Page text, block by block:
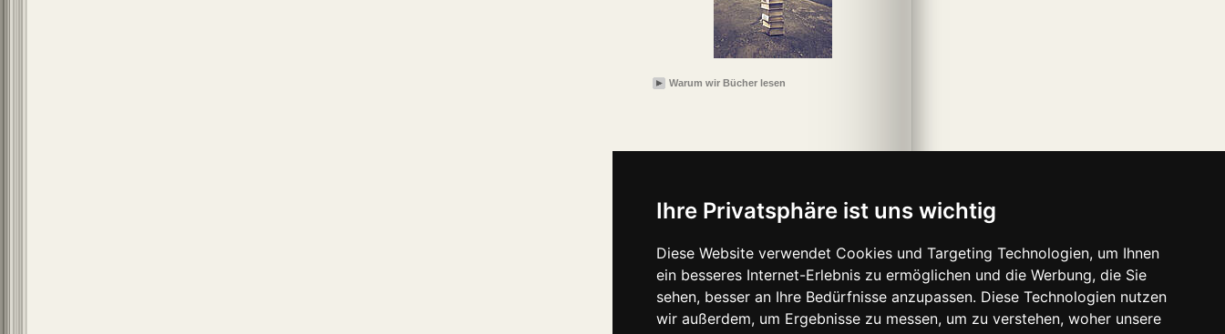
Ihre Privatsphäre ist uns wichtig
Diese Website verwendet Cookies und Targeting Technologien, um Ihnen
ein besseres Internet-Erlebnis zu ermöglichen und die Werbung, die Sie
sehen, besser an Ihre Bedürfnisse anzupassen. Diese Technologien nutzen
wir außerdem, um Ergebnisse zu messen, um zu verstehen, woher unsere
Warum wir Bücher lesen